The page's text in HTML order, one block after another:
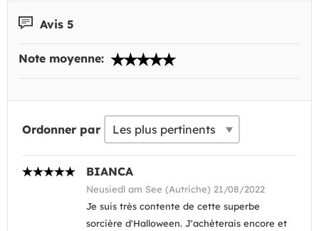
Avis 5
Note moyenne:
Ordonner par
BIANCA
Neusiedl am See (Autriche) 21/08/2022
Je suis très contente de cette superbe
sorcière d'Halloween. J'achèterais encore et